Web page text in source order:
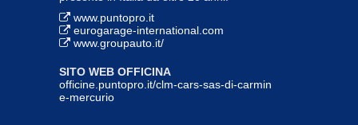
www.puntopro.it
eurogarage-international.com
www.groupauto.it/
SITO WEB OFFICINA
officine.puntopro.it/clm-cars-sas-di-carmin
e-mercurio